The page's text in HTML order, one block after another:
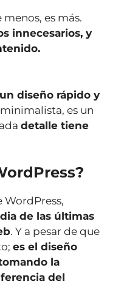
es más.
innecesarios, y
diseño rápido y
es un
detalle tiene
WordPress,
de las últimas
. Y a pesar de que
es el diseño
la
del